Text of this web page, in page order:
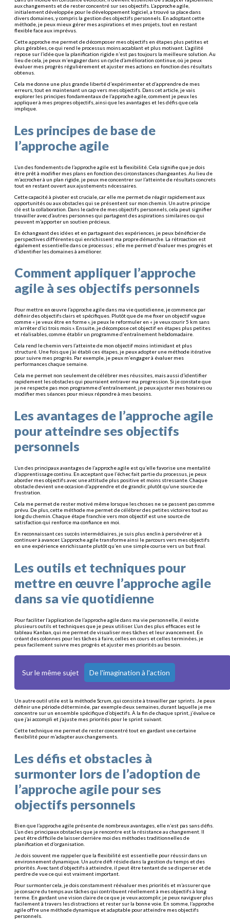
aux changements et de rester concentré sur ses objectifs. L’approche agile,
initialement développée pour le développement logiciel, a trouvé sa place dans
divers domaines, y compris la gestion des objectifs personnels. En adoptant cette
méthode, je peux mieux gérer mes aspirations et mes projets, tout en restant
flexible face aux imprévus.
Cette approche me permet de décomposer mes objectifs en étapes plus petites et
plus gérables, ce qui rend le processus moins accablant et plus motivant. L’agilité
repose sur l’idée que la planification rigide n’est pas toujours la meilleure solution. Au
lieu de cela, je peux m’engager dans un cycle d’amélioration continue, où je peux
évaluer mes progrès régulièrement et ajuster mes actions en fonction des résultats
obtenus.
Cela me donne une plus grande liberté d’expérimenter et d’apprendre de mes
erreurs, tout en maintenant un cap vers mes objectifs. Dans cet article, je vais
explorer les principes fondamentaux de l’approche agile, comment je peux les
appliquer à mes propres objectifs, ainsi que les avantages et les défis que cela
implique.
Les principes de base de
l’approche agile
L’un des fondements de l’approche agile est la flexibilité. Cela signifie que je dois
être prêt à modifier mes plans en fonction des circonstances changeantes. Au lieu de
m’accrocher à un plan rigide, je peux me concentrer sur l’atteinte de résultats concrets
tout en restant ouvert aux ajustements nécessaires.
Cette capacité à pivoter est cruciale, car elle me permet de réagir rapidement aux
opportunités ou aux obstacles qui se présentent sur mon chemin. Un autre principe
clé est la collaboration. Dans le cadre de mes objectifs personnels, cela peut signifier
travailler avec d’autres personnes qui partagent des aspirations similaires ou qui
peuvent m’apporter un soutien précieux.
En échangeant des idées et en partageant des expériences, je peux bénéficier de
perspectives différentes qui enrichissent ma propre démarche. La rétroaction est
également essentielle dans ce processus ; elle me permet d’évaluer mes progrès et
d’identifier les domaines à améliorer.
Comment appliquer l’approche
agile à ses objectifs personnels
Pour mettre en œuvre l’approche agile dans ma vie quotidienne, je commence par
définir des objectifs clairs et spécifiques. Plutôt que de me fixer un objectif vague
comme « je veux être en forme », je peux le reformuler en « je veux courir 5 km sans
m’arrêter d’ici trois mois ». Ensuite, je décompose cet objectif en étapes plus petites
et réalisables, comme établir un programme d’entraînement hebdomadaire.
Cela rend le chemin vers l’atteinte de mon objectif moins intimidant et plus
structuré. Une fois que j’ai établi ces étapes, je peux adopter une méthode itérative
pour suivre mes progrès. Par exemple, je peux m’engager à évaluer mes
performances chaque semaine.
Cela me permet non seulement de célébrer mes réussites, mais aussi d’identifier
rapidement les obstacles qui pourraient entraver ma progression. Si je constate que
je ne respecte pas mon programme d’entraînement, je peux ajuster mes horaires ou
modifier mes séances pour mieux répondre à mes besoins.
Les avantages de l’approche agile
pour atteindre ses objectifs
personnels
L’un des principaux avantages de l’approche agile est qu’elle favorise une mentalité
d’apprentissage continu. En acceptant que l’échec fait partie du processus, je peux
aborder mes objectifs avec une attitude plus positive et moins stressante. Chaque
obstacle devient une occasion d’apprendre et de grandir, plutôt qu’une source de
frustration.
Cela me permet de rester motivé même lorsque les choses ne se passent pas comme
prévu. De plus, cette méthode me permet de célébrer des petites victoires tout au
long du chemin. Chaque étape franchie vers mon objectif est une source de
satisfaction qui renforce ma confiance en moi.
En reconnaissant ces succès intermédiaires, je suis plus enclin à persévérer et à
continuer à avancer. L’approche agile transforme ainsi le parcours vers mes objectifs
en une expérience enrichissante plutôt qu’en une simple course vers un but final.
Les outils et techniques pour
mettre en œuvre l’approche agile
dans sa vie quotidienne
Pour faciliter l’application de l’approche agile dans ma vie personnelle, il existe
plusieurs outils et techniques que je peux utiliser. L’un des plus efficaces est le
tableau Kanban, qui me permet de visualiser mes tâches et leur avancement. En
créant des colonnes pour les tâches à faire, celles en cours et celles terminées, je
peux facilement suivre mes progrès et ajuster mes priorités au besoin.
Sur le même sujet De l'imagination à l'action
Un autre outil utile est la méthode Scrum, qui consiste à travailler par sprints. Je peux
définir une période déterminée, par exemple deux semaines, durant laquelle je me
concentre sur un ensemble spécifique d’objectifs. À la fin de chaque sprint, j’évalue ce
que j’ai accompli et j’ajuste mes priorités pour le sprint suivant.
Cette technique me permet de rester concentré tout en gardant une certaine
flexibilité pour m’adapter aux changements.
Les défis et obstacles à
surmonter lors de l’adoption de
l’approche agile pour ses
objectifs personnels
Bien que l’approche agile présente de nombreux avantages, elle n’est pas sans défis.
L’un des principaux obstacles que je rencontre est la résistance au changement. Il
peut être difficile de laisser derrière moi des méthodes traditionnelles de
planification et d’organisation.
Je dois souvent me rappeler que la flexibilité est essentielle pour réussir dans un
environnement dynamique. Un autre défi réside dans la gestion du temps et des
priorités. Avec tant d’objectifs à atteindre, il peut être tentant de se disperser et de
perdre de vue ce qui est vraiment important.
Pour surmonter cela, je dois constamment réévaluer mes priorités et m’assurer que
je consacre du temps aux tâches qui contribuent réellement à mes objectifs à long
terme. En gardant une vision claire de ce que je veux accomplir, je peux naviguer plus
facilement à travers les distractions et rester sur la bonne voie. En somme, l’approche
agile offre une méthode dynamique et adaptable pour atteindre mes objectifs
personnels.